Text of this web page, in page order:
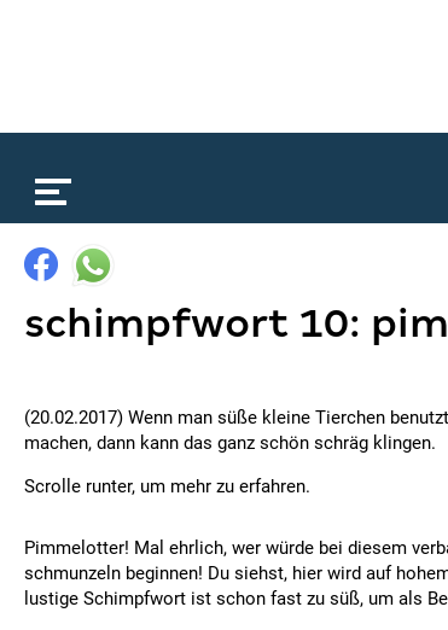
schimpfwort 10:
(20.02.2017) Wenn man süße kleine Tierchen
machen, dann kann das ganz schön schräg klingen.
Scrolle runter, um mehr zu erfahren.
Pimmelotter! Mal ehrlich, wer würde bei diesem
schmunzeln beginnen! Du siehst, hier wird auf
lustige Schimpfwort ist schon fast zu süß, um als